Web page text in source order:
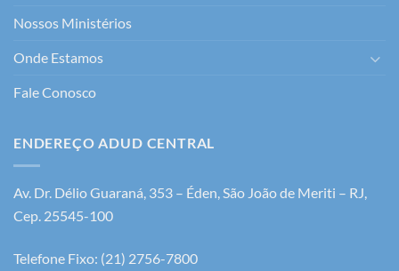
Nossos Ministérios
Onde Estamos
Fale Conosco
ENDEREÇO ADUD CENTRAL
Av. Dr. Délio Guaraná, 353 – Éden, São João de Meriti – RJ,
Cep. 25545-100
Telefone Fixo: (21) 2756-7800